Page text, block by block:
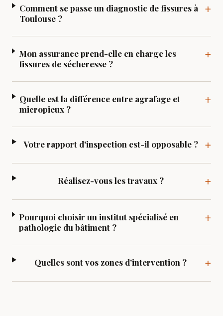
Comment se passe un diagnostic de fissures à
Toulouse ?
+
Mon assurance prend-elle en charge les
fissures de sécheresse ?
+
Quelle est la différence entre agrafage et
micropieux ?
+
Votre rapport d'inspection est-il opposable ? +
Réalisez-vous les travaux ? +
Pourquoi choisir un institut spécialisé en
pathologie du bâtiment ?
+
Quelles sont vos zones d'intervention ? +